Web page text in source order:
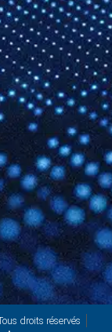
droits réservés